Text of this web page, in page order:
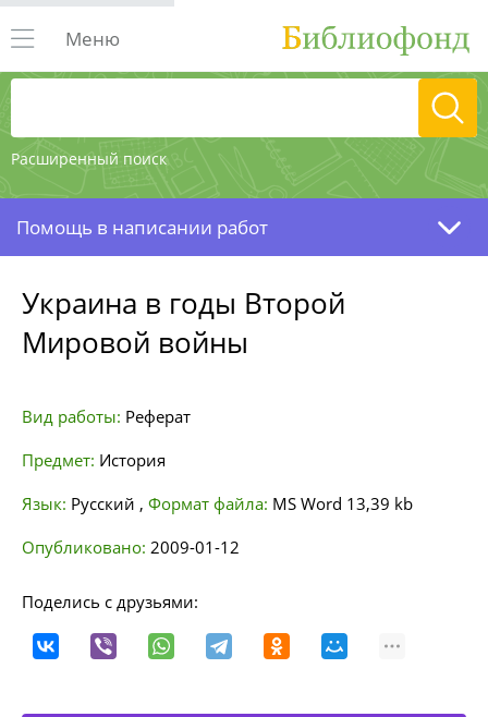
Расширенный поиск
Меню
Помощь в написании работ
Украина в годы Второй
Мировой войны
Вид работы: Реферат
Предмет: История
Язык: Русский , Формат файла: MS Word 13,39 kb
Опубликовано: 2009-01-12
Поделись с друзьями: